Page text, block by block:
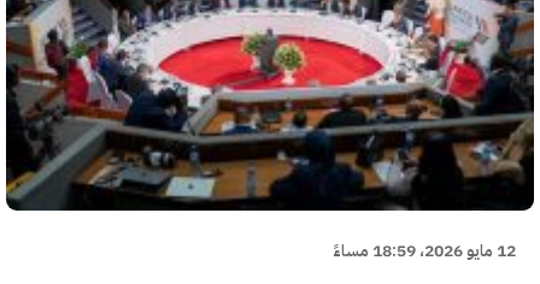
12 مايو 2026، 18:59 مساءً